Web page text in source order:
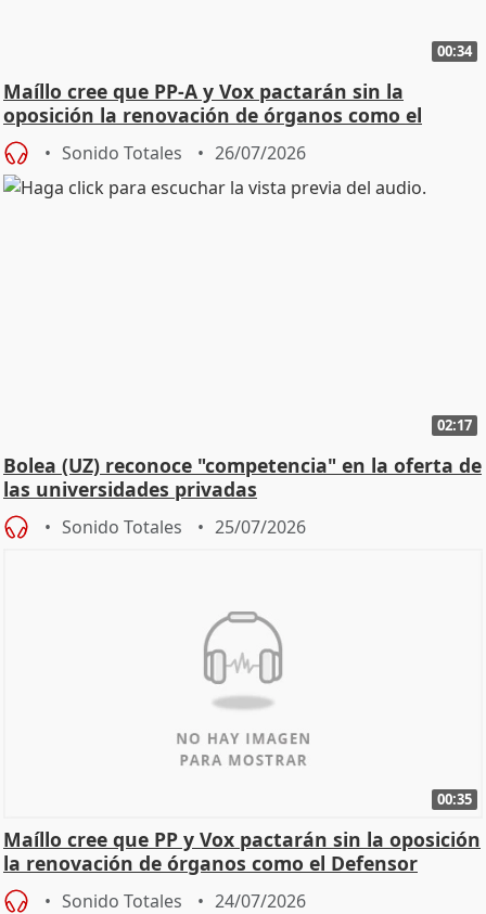
00:34
Maíllo cree que PP-A y Vox pactarán sin la
oposición la renovación de órganos como el
Defensor
Sonido Totales 26/07/2026
02:17
Bolea (UZ) reconoce "competencia" en la oferta de
las universidades privadas
Sonido Totales 25/07/2026
00:35
Maíllo cree que PP y Vox pactarán sin la oposición
la renovación de órganos como el Defensor
Sonido Totales 24/07/2026